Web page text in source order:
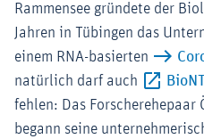
Rammensee gründete der
Jahren in Tübingen das
einem RNA-basierten
natürlich darf auch
fehlen: Das Forscherehepaar
begann seine